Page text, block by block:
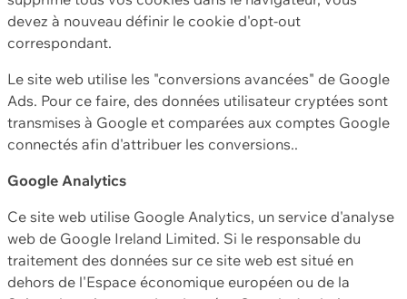
devez à nouveau définir le cookie d'opt-out
correspondant.
Le site web utilise les "conversions avancées" de Google
Ads. Pour ce faire, des données utilisateur cryptées sont
transmises à Google et comparées aux comptes Google
connectés afin d'attribuer les conversions..
Google Analytics
Ce site web utilise Google Analytics, un service d'analyse
web de Google Ireland Limited. Si le responsable du
traitement des données sur ce site web est situé en
dehors de l'Espace économique européen ou de la